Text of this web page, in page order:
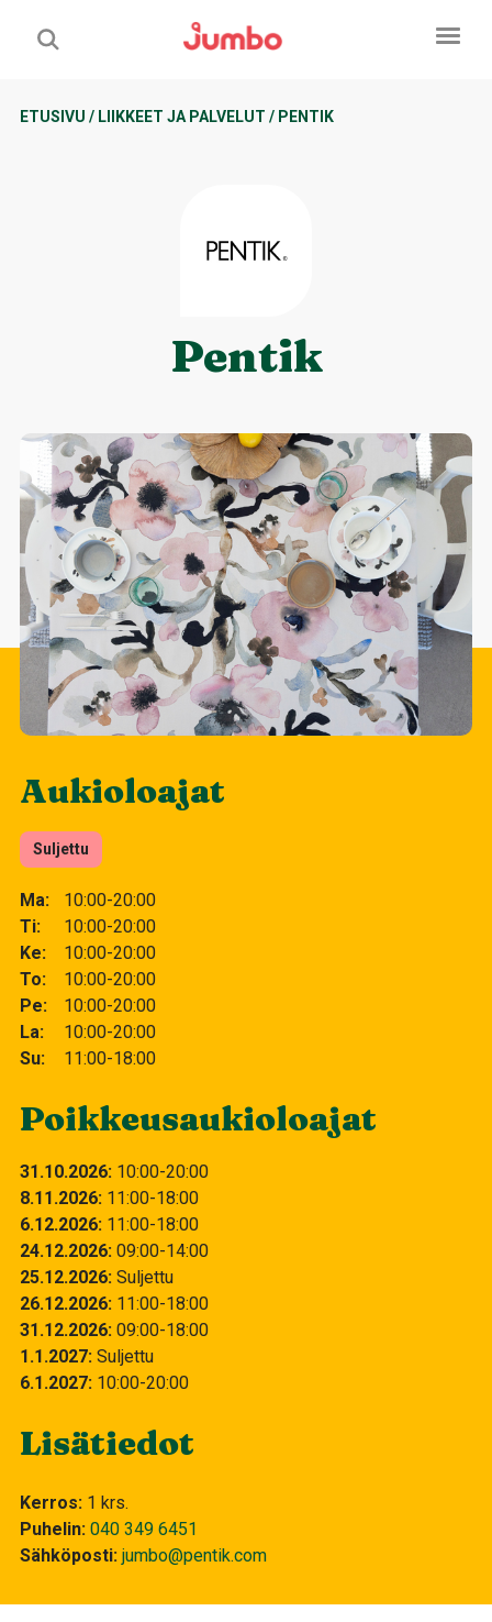
ETUSIVU / LIIKKEET JA PALVELUT / PENTIK
Pentik
Aukioloajat
Suljettu
Ma
10:00-20:00
Ti
10:00-20:00
Ke
10:00-20:00
To
10:00-20:00
Pe
10:00-20:00
La
10:00-20:00
Su
11:00-18:00
Poikkeusaukioloajat
31.10.2026 10:00 20:00
8.11.2026 11:00 18:00
6.12.2026 11:00 18:00
24.12.2026 09:00 14:00
25.12.2026 Suljettu
26.12.2026 11:00 18:00
31.12.2026 09:00 18:00
1.1.2027 Suljettu
6.1.2027 10:00 20:00
Lisätiedot
Kerros 1 krs.
Puhelin 040 349 6451
Sähköposti jumbo@pentik.com